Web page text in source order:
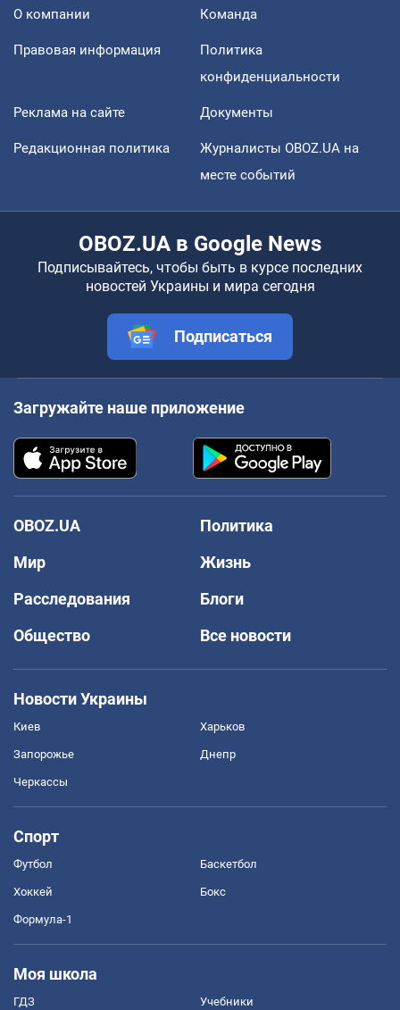
О компании Команда
Правовая информация
Политика
конфиденциальности
Реклама на сайте Документы
Редакционная политика
Журналисты OBOZ.UA на
месте событий
OBOZ.UA в Google News
Подписывайтесь, чтобы быть в курсе последних
новостей Украины и мира сегодня
Подписаться
Загружайте наше приложение
OBOZ.UA
Политика
Мир
Жизнь
Расследования
Блоги
Общество
Все новости
Новости Украины
Киев Харьков
Запорожье Днепр
Черкассы
Спорт
Футбол Баскетбол
Хоккей Бокс
Формула-1
Моя школа
ГДЗ Учебники